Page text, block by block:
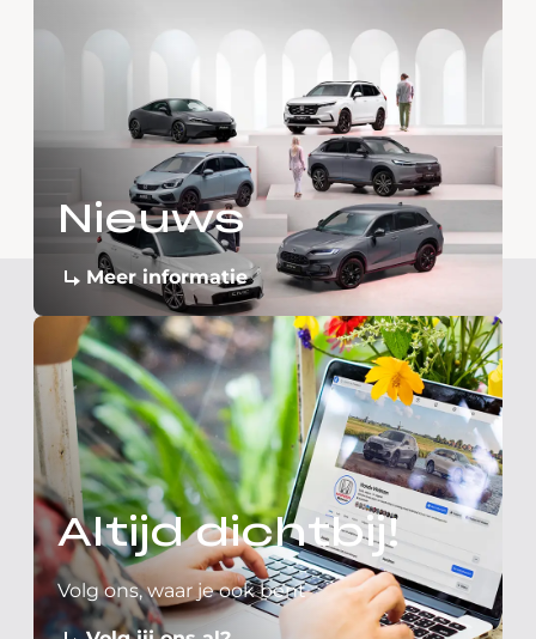
Nieuws
Meer informatie
Altijd dichtbij!
Volg ons, waar je ook bent